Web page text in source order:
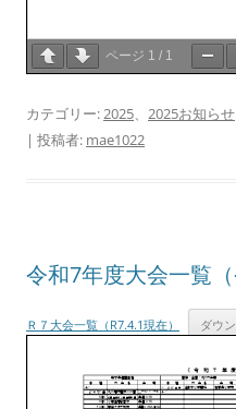
ページ 1 / 1
カテゴリー:2025、 2025お知らせ
| 投稿者: mae1022
令和7年度大会一覧
Ｒ７大会一覧（R7.4.1現在） ダウ